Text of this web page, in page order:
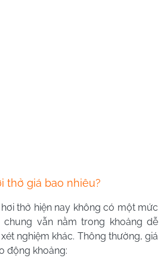
thở giá bao nhiêu?
thở hiện nay không có một mức
chung vẫn nằm trong khoảng dễ
nghiệm khác. Thông thường, giá
động khoảng: